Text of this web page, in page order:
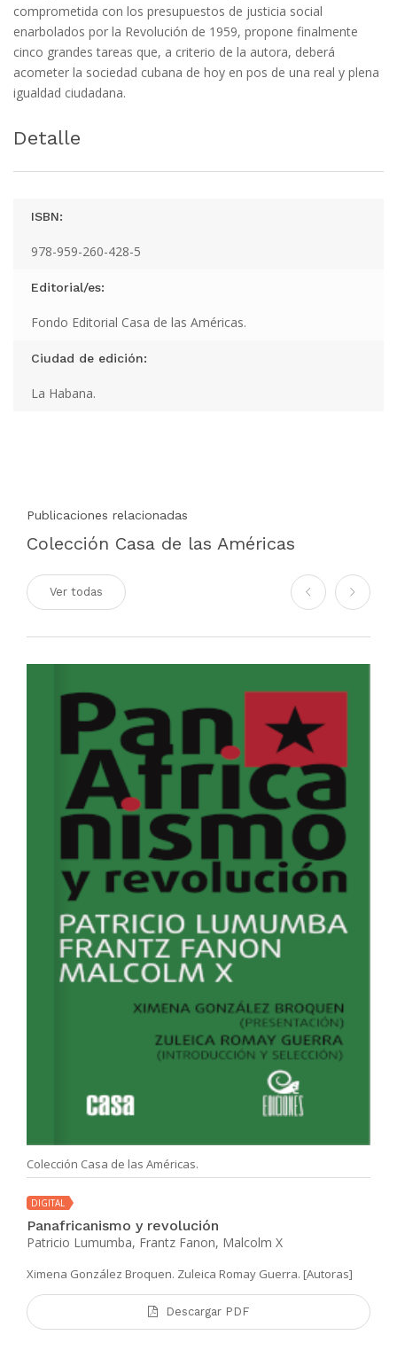
comprometida con los presupuestos de justicia social
enarbolados por la Revolución de 1959, propone finalmente
cinco grandes tareas que, a criterio de la autora, deberá
acometer la sociedad cubana de hoy en pos de una real y plena
igualdad ciudadana.
Detalle
ISBN:
978-959-260-428-5
Editorial/es:
Fondo Editorial Casa de las Américas.
Ciudad de edición:
La Habana.
Publicaciones relacionadas
Colección Casa de las Américas
Ver todas
Colección Casa de las Américas.
DIGITAL
Panafricanismo y revolución
Patricio Lumumba, Frantz Fanon, Malcolm X
Ximena González Broquen. Zuleica Romay Guerra. [Autoras]
Descargar PDF